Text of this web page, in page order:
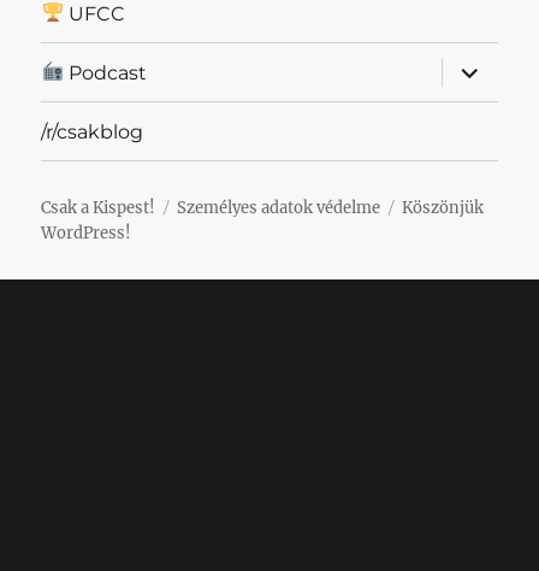
UFCC
Podcast
almenü
/r/csakblog
Csak a Kispest! Személyes adatok védelme
Köszönjük
WordPress!